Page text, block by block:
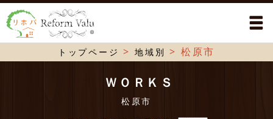
トップページ > 地域別 > 松原市
ＷＯＲＫＳ
松原市